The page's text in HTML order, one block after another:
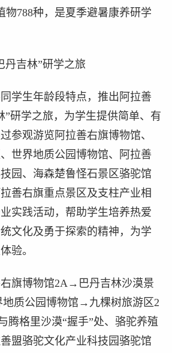
物788种，是夏季避暑康养研学
丹吉林”研学之旅
学生年龄段特点，推出阿拉善
”研学之旅，为学生提供简单、有
参观游览阿拉善右旗博物馆、
世界地质公园博物馆、阿拉善
园、海森楚鲁怪石景区骆驼馆
善右旗重点景区及支柱产业相
实践活动，帮助学生培养热爱
文化及勇于探索的精神，为学
验。
旗博物馆2A→巴丹吉林沙漠景
质公园博物馆→九棵树旅游区2
腾格里沙漠“握手”处、骆驼养殖
盟骆驼文化产业科技园骆驼馆